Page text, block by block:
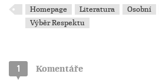
Homepage Literatura Osobní
Výběr Respektu
1 Komentáře